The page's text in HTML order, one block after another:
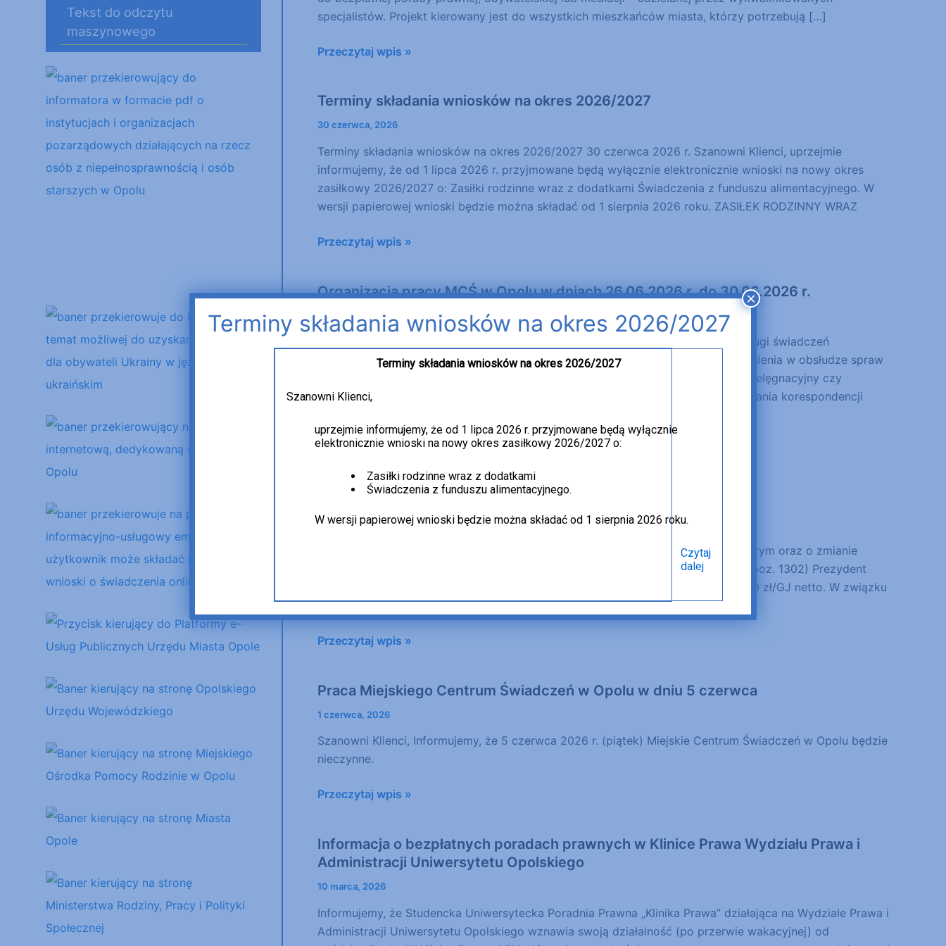
Tekst do odczytu
maszynowego
specjalistów. Projekt kierowany jest do wszystkich mieszkańców miasta, którzy potrzebują […]
Przeczytaj wpis »
Terminy składania wniosków na okres 2026/2027
30 czerwca, 2026
Terminy składania wniosków na okres 2026/2027 30 czerwca 2026 r. Szanowni Klienci, uprzejmie
informujemy, że od 1 lipca 2026 r. przyjmowane będą wyłącznie elektronicznie wnioski na nowy okres
zasiłkowy 2026/2027 o: Zasiłki rodzinne wraz z dodatkami Świadczenia z funduszu alimentacyjnego. W
wersji papierowej wnioski będzie można składać od 1 sierpnia 2026 roku. ZASIŁEK RODZINNY WRAZ
Terminy
składania
na
okres
2026/2027
Przeczytaj wpis »
Organizacja pracy MCŚ w Opolu w dniach 26.06.2026 r. do 30.06.2026 r.
24 czerwca, 2026
Szanowni Klienci, Informujemy, że w związku ze zmianą oprogramowania do obsługi świadczeń
rodzinnych w okresie od 26.06.2026 r. do 30.06.2026 r. mogą występować utrudnienia w obsłudze spraw
z tego zakresu ( np. wniosków o becikowe, o świadczenie rodzicielskie, zasiłek pielęgnacyjny czy
świadczenie pielęgnacyjne itp.). Nie będziemy mieć możliwości odbierania i wysyłania korespondencji
Organizacja
MCŚ
w
dniach
r.
30.06.2026
Przeczytaj wpis »
BON CIEPŁOWNICZY
9 czerwca, 2026
Na podstawie art. 3 ust. 2a ustawy z dnia 12 września 2025 r. o bonie ciepłowniczym oraz o zmianie
niektórych ustaw w celu ograniczenia wysokości cen energii elektrycznej (Dz. U. poz. 1302) Prezydent
Miasta Opola informuje, że jednoskładnikowa cena ciepła netto nie przekracza 170 zł/GJ netto. W związku
z powyższym, złożone wnioski o wypłatę bonu
CIEPŁOWNICZY
Przeczytaj wpis »
Praca Miejskiego Centrum Świadczeń w Opolu w dniu 5 czerwca
1 czerwca, 2026
Szanowni Klienci, Informujemy, że 5 czerwca 2026 r. (piątek) Miejskie Centrum Świadczeń w Opolu będzie
nieczynne.
Praca
Miejskiego
Świadczeń
w
w
5
czerwca
Przeczytaj wpis »
Informacja o bezpłatnych poradach prawnych w Klinice Prawa Wydziału Prawa i
Administracji Uniwersytetu Opolskiego
10 marca, 2026
Informujemy, że Studencka Uniwersytecka Poradnia Prawna „Klinika Prawa” działająca na Wydziale Prawa i
Administracji Uniwersytetu Opolskiego wznawia swoją działalność (po przerwie wakacyjnej) od
Informacja
o
bezpłatnych
prawnych
w
Terminy składania wniosków na okres 2026/2027
Terminy składania wniosków na okres 2026/2027
Szanowni Klienci,
uprzejmie informujemy, że od 1 lipca 2026 r. przyjmowane będą wyłącznie
elektronicznie wnioski na nowy okres zasiłkowy 2026/2027 o:
Zasiłki rodzinne wraz z dodatkami
Świadczenia z funduszu alimentacyjnego.
W wersji papierowej wnioski będzie można składać od 1 sierpnia 2026 roku.
Czytaj
dalej
×